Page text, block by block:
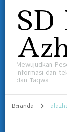
Mewujudkan
Informasi dan
dan Taqwa
Beranda